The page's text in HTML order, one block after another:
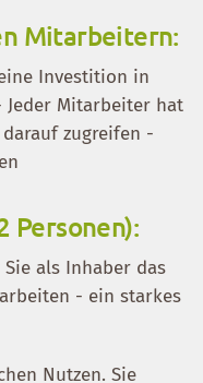
Mitarbeitern:
Investition in
Mitarbeiter hat
zugreifen -
Personen):
als Inhaber das
- ein starkes
Nutzen. Sie